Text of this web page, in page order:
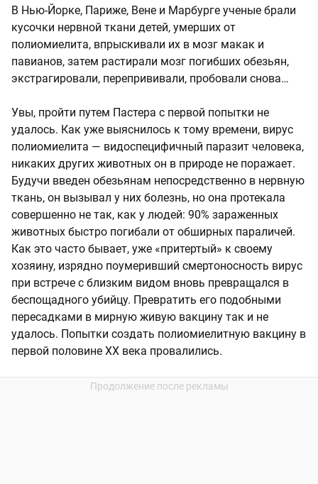
В Нью-Йорке, Париже, Вене и Марбурге ученые брали
кусочки нервной ткани детей, умерших от
полиомиелита, впрыскивали их в мозг макак и
павианов, затем растирали мозг погибших обезьян,
экстрагировали, перепрививали, пробовали снова…
Увы, пройти путем Пастера с первой попытки не
удалось. Как уже выяснилось к тому времени, вирус
полиомиелита — видоспецифичный паразит человека,
никаких других животных он в природе не поражает.
Будучи введен обезьянам непосредственно в нервную
ткань, он вызывал у них болезнь, но она протекала
совершенно не так, как у людей: 90% зараженных
животных быстро погибали от обширных параличей.
Как это часто бывает, уже «притертый» к своему
хозяину, изрядно поумеривший смертоносность вирус
при встрече с близким видом вновь превращался в
беспощадного убийцу. Превратить его подобными
пересадками в мирную живую вакцину так и не
удалось. Попытки создать полиомиелитную вакцину в
первой половине ХХ века провалились.